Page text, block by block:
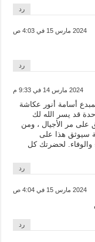
رد
2024 مارس 15 في 4:03 ص
رد
2024 مارس 14 في 9:33 م
أسامة أنور عكاشة
قد يسر الله لك
مر الأجيال ، ومن
سيوثق هذا على
لحضرتك كل
رد
2024 مارس 15 في 4:04 ص
رد